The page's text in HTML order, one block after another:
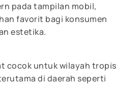
pada tampilan mobil,
favorit bagi konsumen
estetika.
cocok untuk wilayah tropis
di daerah seperti